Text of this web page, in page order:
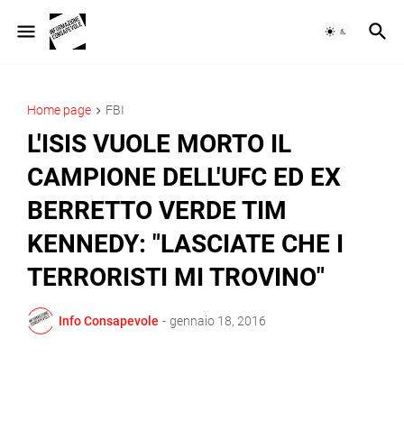
Home page FBI
L'ISIS VUOLE MORTO IL
CAMPIONE DELL'UFC ED EX
BERRETTO VERDE TIM
KENNEDY: "LASCIATE CHE I
TERRORISTI MI TROVINO"
Info Consapevole - gennaio 18, 2016